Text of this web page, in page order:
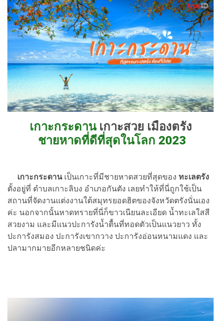
เกาะกระดานเกาะสวย เมืองตรัง
ชายหาดที่ดีที่สุดในโลก 2023
เกาะกระดานเป็นเกาะที่มีชายหาดสวยที่สุดของ ทะเลตรัง
ตั้งอยู่ที่ ตำบลเกาะลิบง อำเภอกันตัง เลยทำให้ที่นี่ถูกใช้เป็น
สถานที่จัดงานแต่งงานใต้สมุทรยอดฮิตของจังหวัดตรังนั่นเอง
ค่ะ นอกจากนั้นหาดทรายที่นี่ก็ขาวเนียนละเอียด น้ำทะเลใสสี
สวยงาม และมีแนวปะการังน้ำตื้นที่ทอดตัวเป็นแนวยาว ทั้ง
ปะการังสมอง ปะการังเขากวาง ปะการังอ่อนหนามแดง และ
ปลามากมายอีกหลายชนิดค่ะ